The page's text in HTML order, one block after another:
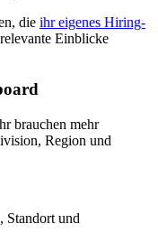
die ihr eigenes Hiring-
Einblicke
brauchen mehr
Region und
und